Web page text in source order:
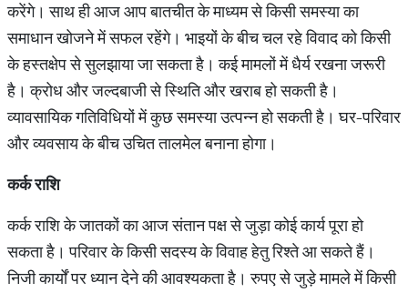
करेंगे। साथ ही आज आप बातचीत के माध्यम से किसी समस्या का
समाधान खोजने में सफल रहेंगे। भाइयों के बीच चल रहे विवाद को किसी
के हस्तक्षेप से सुलझाया जा सकता है। कई मामलों में धैर्य रखना जरूरी
है। क्रोध और जल्दबाजी से स्थिति और खराब हो सकती है।
व्यावसायिक गतिविधियों में कुछ समस्या उत्पन्न हो सकती है। घर-परिवार
और व्यवसाय के बीच उचित तालमेल बनाना होगा।
कर्क राशि
कर्क राशि के जातकों का आज संतान पक्ष से जुड़ा कोई कार्य पूरा हो
सकता है। परिवार के किसी सदस्य के विवाह हेतु रिश्ते आ सकते हैं।
निजी कार्यों पर ध्यान देने की आवश्यकता है। रुपए से जुड़े मामले में किसी